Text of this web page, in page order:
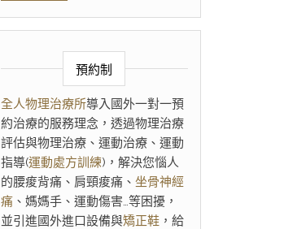
預約制
全人物理治療所導入國外一對一預
約治療的服務理念，透過物理治療
評估與物理治療、運動治療、運動
指導(運動處方訓練)，解決您惱人
的腰痠背痛、肩頸痠痛、 坐骨神經
痛、媽媽手、運動傷害…等困擾，
並引進國外進口設備與矯正鞋，給